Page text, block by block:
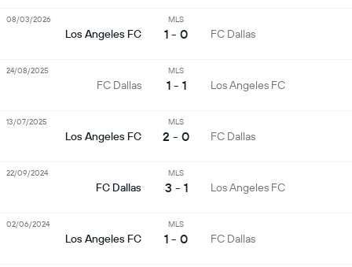
Los Angeles FC
MLS
1 - 0 FC Dallas
08/03/2026
FC Dallas
MLS
1 - 1 Los Angeles FC
24/08/2025
Los Angeles FC
MLS
2 - 0 FC Dallas
13/07/2025
FC Dallas
MLS
3 - 1 Los Angeles FC
22/09/2024
Los Angeles FC
MLS
1 - 0 FC Dallas
02/06/2024